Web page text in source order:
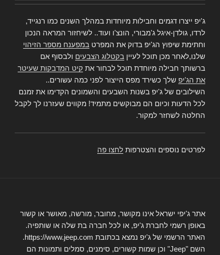
ג'יפ ייצרו דגמים וחבילות מיוחדות במהלך השנים כמו רנגייד,
לרדו, גולדן-איגל ג'מבורי, הונצ'ו ועוד.. לשיחזור המראה הנכון
וחתימת שיפוץ הג'יפ בדוק את המפרט במפענח מספר הזיהוי
שלנו,לאחר מכן תוכל לעיין בקטלוג הצבעים ולבסוף אם
ברשותך חבילה מיוחדת תוכל לבחור את קיט המדבקות שעיטר
את הג'יפ שלך כשירד מפס הייצור לפני כמה עשורים..
השילובים של ג'יפ בשנות השבעים והשמונים הקדימו את זמנם
לכל הדעות וכיום הם מבוקשים מתמיד! מקווים שעזרנו לך לקבל
החלטה לשחזר למקור.
לפרטים נוספים והצטרפות לחצו פה
אתר ג'יפי ישראל אינו מקושר, מחובר, מורשה, מאושר או קשור
באופן רשמי לחברת ג'יפ, או לכל חברה בת שלה או שותפיה.
האתר הרשמי של ג'יפ נמצא בכתובת https://www.jeep.com.
השם "Jeep" וכן שמות קשורים, סימנים, סמלים ותמונות הם